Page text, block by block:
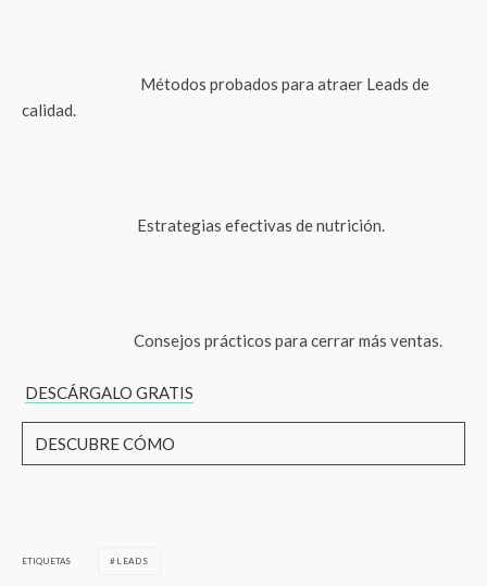
Métodos probados para atraer Leads de
calidad.
Estrategias efectivas de nutrición.
Consejos prácticos para cerrar más ventas.
DESCÁRGALO GRATIS
DESCUBRE CÓMO
ETIQUETAS LEADS